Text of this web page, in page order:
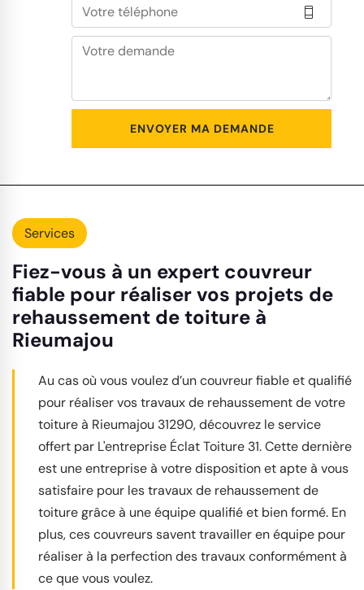
Services
Fiez-vous à un expert couvreur
fiable pour réaliser vos projets de
rehaussement de toiture à
Rieumajou
Au cas où vous voulez d’un couvreur fiable et qualifié
pour réaliser vos travaux de rehaussement de votre
toiture à Rieumajou 31290, découvrez le service
offert par L'entreprise Éclat Toiture 31. Cette dernière
est une entreprise à votre disposition et apte à vous
satisfaire pour les travaux de rehaussement de
toiture grâce à une équipe qualifié et bien formé. En
plus, ces couvreurs savent travailler en équipe pour
réaliser à la perfection des travaux conformément à
ce que vous voulez.